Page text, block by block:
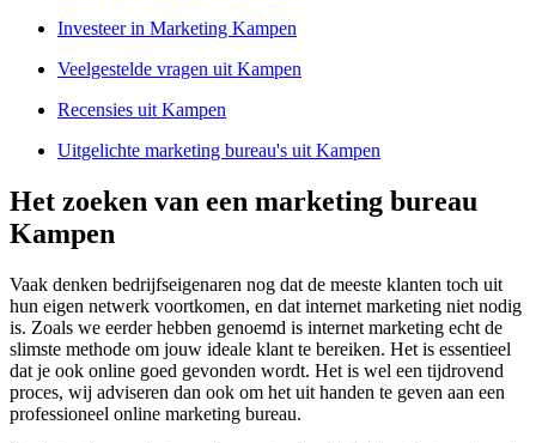
Investeer in Marketing Kampen
Veelgestelde vragen uit Kampen
Recensies uit Kampen
Uitgelichte marketing bureau's uit Kampen
Het zoeken van een marketing bureau
Kampen
Vaak denken bedrijfseigenaren nog dat de meeste klanten toch uit
hun eigen netwerk voortkomen, en dat internet marketing niet nodig
is. Zoals we eerder hebben genoemd is internet marketing echt de
slimste methode om jouw ideale klant te bereiken. Het is essentieel
dat je ook online goed gevonden wordt. Het is wel een tijdrovend
proces, wij adviseren dan ook om het uit handen te geven aan een
professioneel online marketing bureau.